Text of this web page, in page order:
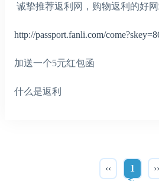
诚挚推荐返利网，购物返利的好网
http://passport.fanli.com/
加送一个5元红包函
什么是返利
‹‹ 1 ››